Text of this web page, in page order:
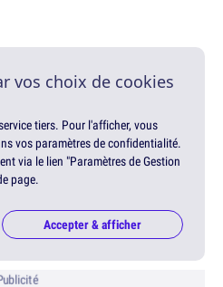
vos choix de cookies
tiers. Pour l'afficher, vous
vos paramètres de confidentialité.
via le lien "Paramètres de Gestion
page.
Accepter & afficher